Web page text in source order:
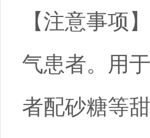
【注意事项
气患者。用
者配砂糖等甜